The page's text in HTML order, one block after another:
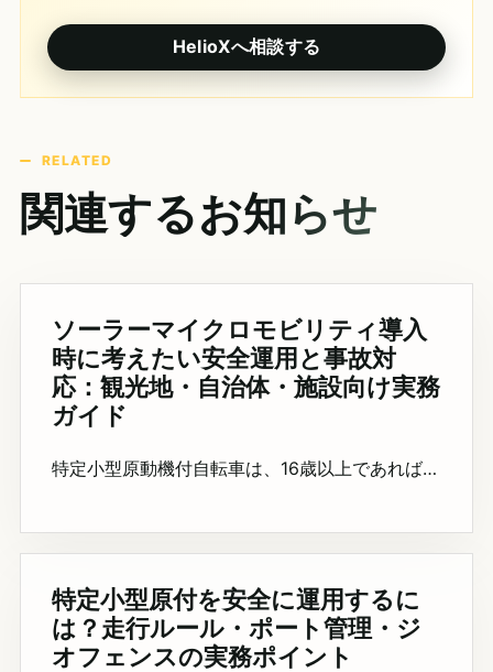
HelioXへ相談する
RELATED
関連するお知らせ
ソーラーマイクロモビリティ導入
時に考えたい安全運用と事故対
応：観光地・自治体・施設向け実務
ガイド
特定小型原動機付自転車は、16歳以上であれば…
特定小型原付を安全に運用するに
は？走行ルール・ポート管理・ジ
オフェンスの実務ポイント